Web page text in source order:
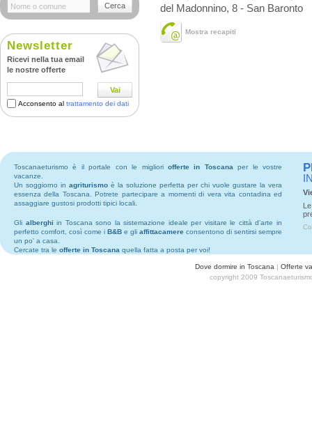
del Madonnino, 8 - San Baronto
Mostra recapiti
Cerca
Newsletter
Ricevi nella tua email
le nostre offerte
Vai
Acconsento al trattamento dei dati
Toscanaeturismo è il portale con le migliori offerte in Toscana per le vostre
vacanze.
Un soggiorno in agriturismo è la soluzione perfetta per chi vuole gustare la vera
essenza della Toscana. Potrete partecipare a momenti di vera vita contadina ed
assaggiare gustosi prodotti tipici locali.
Gli alberghi in Toscana sono la sistemazione ideale per visitare le città d'arte in
perfetto comfort, così come i B&B e gli affittacamere consentono di sentirsi sempre
un po' a casa.
Cercate tra le offerte in Toscana quella fatta a posta per voi!
Dove dormire in Toscana | Offerte
copyright 2009